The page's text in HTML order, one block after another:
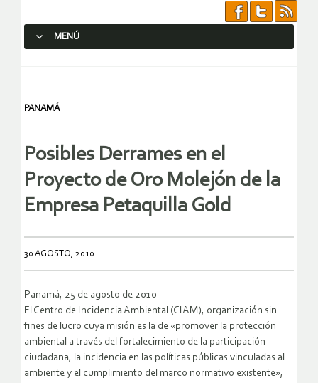
MENÚ
PANAMÁ
Posibles Derrames en el
Proyecto de Oro Molejón de la
Empresa Petaquilla Gold
30 AGOSTO, 2010
Panamá, 25 de agosto de 2010
El Centro de Incidencia Ambiental (CIAM), organización sin
fines de lucro cuya misión es la de «promover la protección
ambiental a través del fortalecimiento de la participación
ciudadana, la incidencia en las políticas públicas vinculadas al
ambiente y el cumplimiento del marco normativo existente»,